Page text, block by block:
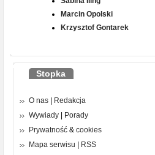
Marcin Opolski
Krzysztof Gontarek
Stopka
O nas
Redakcja
Wywiady
Porady
Prywatność & cookies
Mapa serwisu
RSS